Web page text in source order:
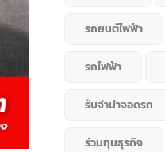
รถยนต์ไฟฟ้า
รถไฟฟ้า
รับจำนำจอดรถ
ร่วมทุนธุรกิจ